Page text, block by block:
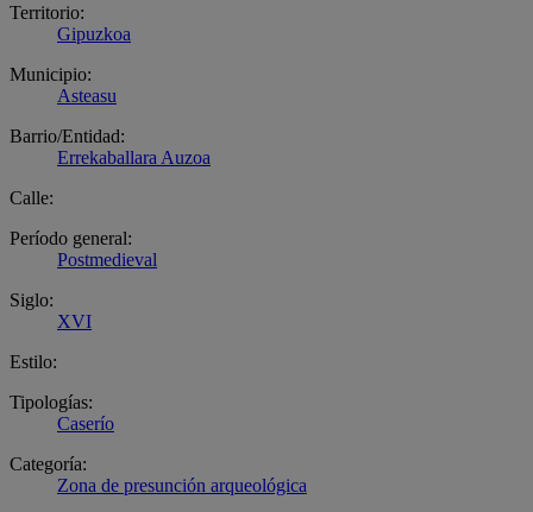
Territorio:
Gipuzkoa
Municipio:
Asteasu
Barrio/Entidad:
Errekaballara Auzoa
Calle:
Período general:
Postmedieval
Siglo:
XVI
Estilo:
Tipologías:
Caserío
Categoría:
Zona de presunción arqueológica